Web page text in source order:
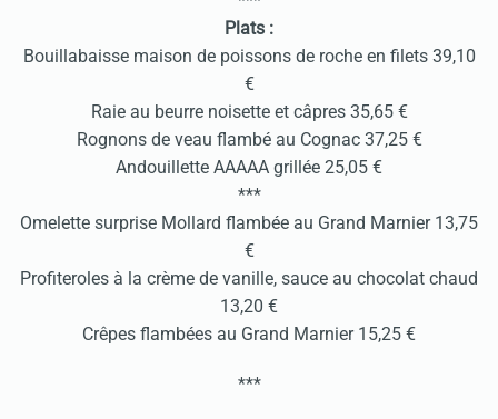
Plats :
Bouillabaisse maison de poissons de roche en filets 39,10
€
Raie au beurre noisette et câpres 35,65 €
Rognons de veau flambé au Cognac 37,25 €
Andouillette AAAAA grillée 25,05 €
***
Omelette surprise Mollard flambée au Grand Marnier 13,75
€
Profiteroles à la crème de vanille, sauce au chocolat chaud
13,20 €
Crêpes flambées au Grand Marnier 15,25 €
***